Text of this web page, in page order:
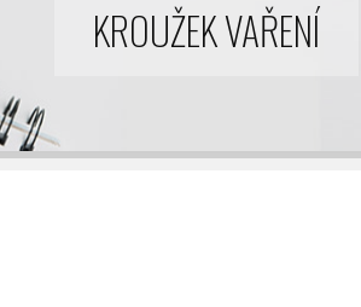
KROUŽEK VAŘENÍ